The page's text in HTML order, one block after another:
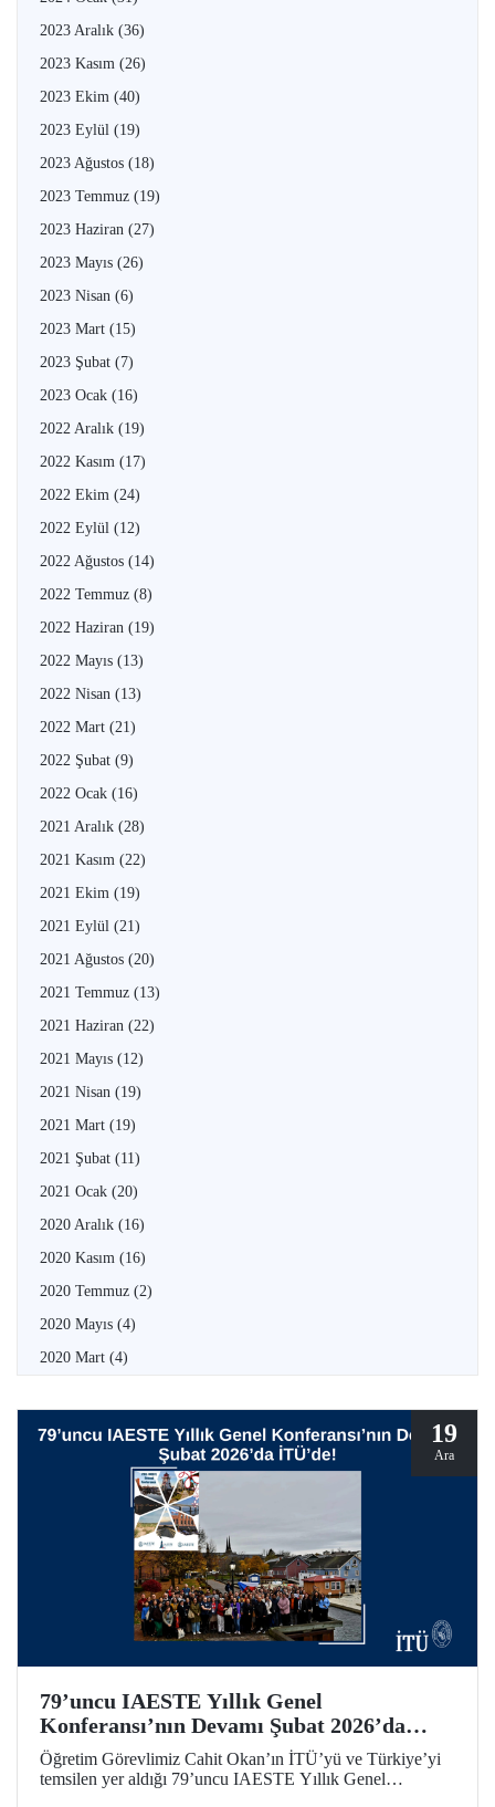
2023 Aralık (36)
2023 Kasım (26)
2023 Ekim (40)
2023 Eylül (19)
2023 Ağustos (18)
2023 Temmuz (19)
2023 Haziran (27)
2023 Mayıs (26)
2023 Nisan (6)
2023 Mart (15)
2023 Şubat (7)
2023 Ocak (16)
2022 Aralık (19)
2022 Kasım (17)
2022 Ekim (24)
2022 Eylül (12)
2022 Ağustos (14)
2022 Temmuz (8)
2022 Haziran (19)
2022 Mayıs (13)
2022 Nisan (13)
2022 Mart (21)
2022 Şubat (9)
2022 Ocak (16)
2021 Aralık (28)
2021 Kasım (22)
2021 Ekim (19)
2021 Eylül (21)
2021 Ağustos (20)
2021 Temmuz (13)
2021 Haziran (22)
2021 Mayıs (12)
2021 Nisan (19)
2021 Mart (19)
2021 Şubat (11)
2021 Ocak (20)
2020 Aralık (16)
2020 Kasım (16)
2020 Temmuz (2)
2020 Mayıs (4)
2020 Mart (4)
19
Ara
79’uncu IAESTE Yıllık Genel
Konferansı’nın Devamı Şubat 2026’da
İTÜ’de!
Öğretim Görevlimiz Cahit Okan’ın İTÜ’yü ve Türkiye’yi
temsilen yer aldığı 79’uncu IAESTE Yıllık Genel